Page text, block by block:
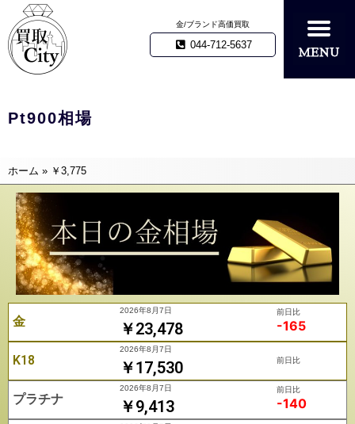
金/ブランド高価買取
044-712-5637
Pt900相場
ホーム » ￥3,775
金 ￥23,478
2026年8月7日 前日比
-165
K18 ￥17,530
2026年8月7日
前日比
プラチナ ￥9,413
2026年8月7日 前日比
-140